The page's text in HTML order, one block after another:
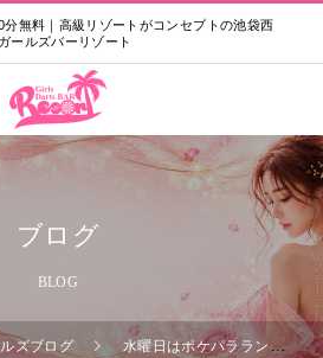
分無料｜高級リゾートがコンセプトの池袋西
ールズバーリゾート
ブログ
BLOG
ズブログ 水曜日はポケパラランキング当てるDAY